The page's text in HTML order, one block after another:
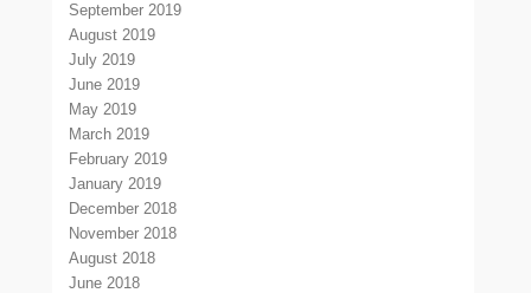
September 2019
August 2019
July 2019
June 2019
May 2019
March 2019
February 2019
January 2019
December 2018
November 2018
August 2018
June 2018